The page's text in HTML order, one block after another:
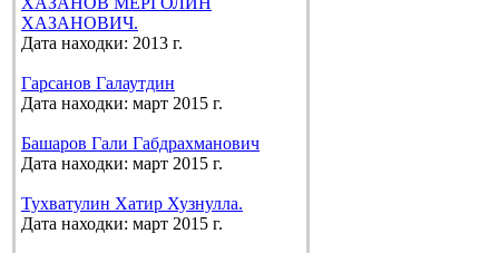
ХАЗАНОВИЧ.
Дата находки: 2013 г.
Гарсанов Галаутдин
Дата находки: март 2015 г.
Башаров Гали Габдрахманович
Дата находки: март 2015 г.
Тухватулин Хатир Хузнулла.
Дата находки: март 2015 г.